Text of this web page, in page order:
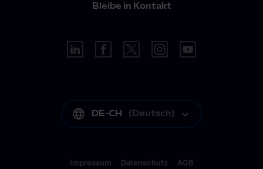
Bleibe in Kontakt
DE-CH (Deutsch)
Impressum Datenschutz AGB